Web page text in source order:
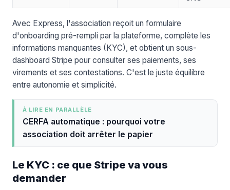
Avec Express, l'association reçoit un formulaire
d'onboarding pré-rempli par la plateforme, complète les
informations manquantes (KYC), et obtient un sous-
dashboard Stripe pour consulter ses paiements, ses
virements et ses contestations. C'est le juste équilibre
entre autonomie et simplicité.
À LIRE EN PARALLÈLE
CERFA automatique : pourquoi votre
association doit arrêter le papier
Le KYC : ce que Stripe va vous
demander